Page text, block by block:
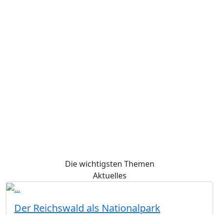
Die wichtigsten Themen
Aktuelles
Der Reichswald als Nationalpark